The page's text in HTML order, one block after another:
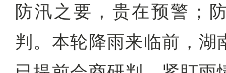
防汛之要，贵在预警；
判。本轮降雨来临前，湖